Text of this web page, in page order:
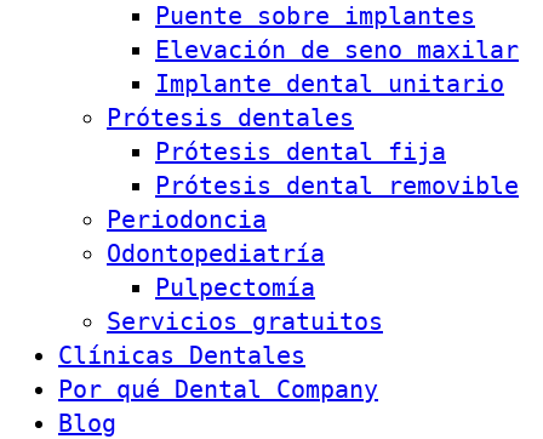
Puente sobre implantes
Elevación de seno maxilar
Implante dental unitario
Prótesis dentales
Prótesis dental fija
Prótesis dental removible
Periodoncia
Odontopediatría
Pulpectomía
Servicios gratuitos
Clínicas Dentales
Por qué Dental Company
Blog